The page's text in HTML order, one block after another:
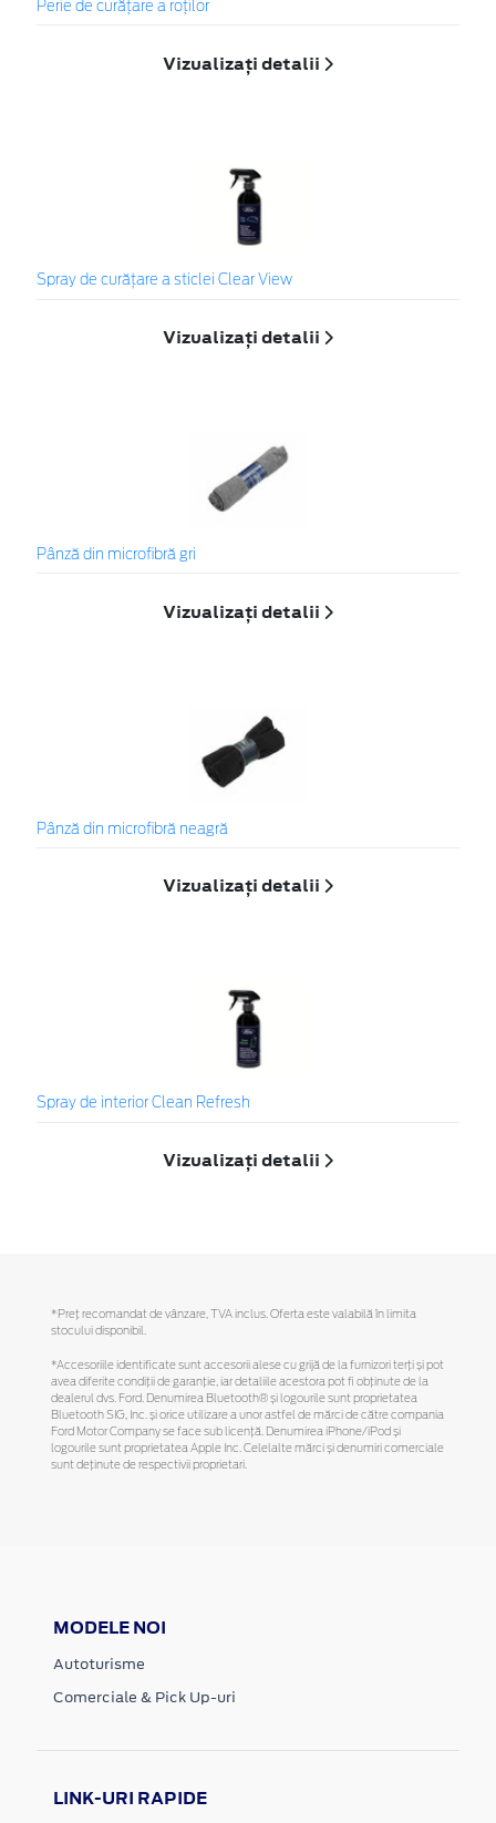
Perie de curățare a roților
Vizualizați detalii
Spray de curățare a sticlei Clear View
Vizualizați detalii
Pânză din microfibră gri
Vizualizați detalii
Pânză din microfibră neagră
Vizualizați detalii
Spray de interior Clean Refresh
Vizualizați detalii
*Preţ recomandat de vânzare, TVA inclus. Oferta este valabilă în limita
stocului disponibil.
*Accesoriile identificate sunt accesorii alese cu grijă de la furnizori terți și pot
avea diferite condiții de garanție, iar detaliile acestora pot fi obținute de la
dealerul dvs. Ford. Denumirea Bluetooth® și logourile sunt proprietatea
Bluetooth SIG, Inc. și orice utilizare a unor astfel de mărci de către compania
Ford Motor Company se face sub licență. Denumirea iPhone/iPod și
logourile sunt proprietatea Apple Inc. Celelalte mărci și denumiri comerciale
sunt deținute de respectivii proprietari.
MODELE NOI
Autoturisme
Comerciale & Pick Up-uri
LINK-URI RAPIDE